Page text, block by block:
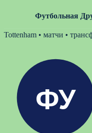
Футбольная
Skip
Tottenham • матчи •